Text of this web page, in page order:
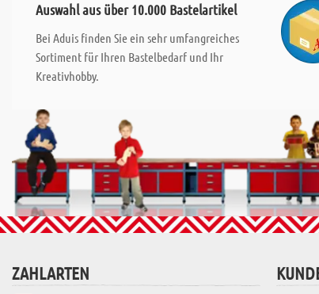
Auswahl aus über 10.000 Bastelartikel
Bei Aduis finden Sie ein sehr umfangreiches
Sortiment für Ihren Bastelbedarf und Ihr
Kreativhobby.
ZAHLARTEN